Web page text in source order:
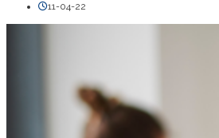
11-04-22